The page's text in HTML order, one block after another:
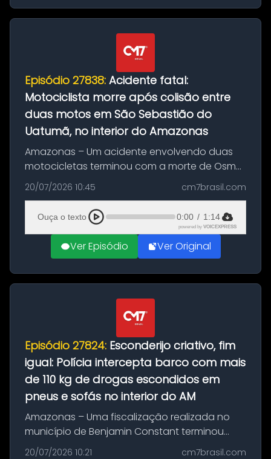
Episódio 27838: Acidente fatal:
Motociclista morre após colisão entre
duas motos em São Sebastião do
Uatumã, no interior do Amazonas
Amazonas – Um acidente envolvendo duas
motocicletas terminou com a morte de Osmar
Figueiredo de Souza, de 38 anos, no município
de São Sebastião do Uatumã, no interior do
Amazonas. A colisão ocorreu n...
20/07/2026 10:45 cm7brasil.com
Ouça o texto 0:00 / 1:14
powered by VOICEXPRESS
Ver Episódio Ver Original
Episódio 27824: Esconderijo criativo, fim
igual: Polícia intercepta barco com mais
de 110 kg de drogas escondidos em
pneus e sofás no interior do AM
Amazonas – Uma fiscalização realizada no
município de Benjamin Constant terminou
com a apreensão de aproximadamente 115
20/07/2026 10:21 cm7brasil.com